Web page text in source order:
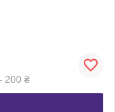
200 ₴